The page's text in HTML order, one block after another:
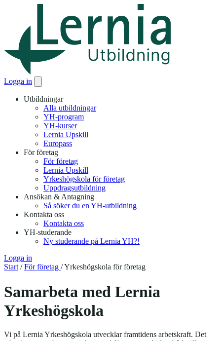
Logga in
Utbildningar
Alla utbildningar
YH-program
YH-kurser
Lernia Upskill
Europass
För företag
För företag
Lernia Upskill
Yrkeshögskola för företag
Uppdragsutbildning
Ansökan & Antagning
Så söker du en YH-utbildning
Kontakta oss
Kontakta oss
YH-studerande
Ny studerande på Lernia YH?!
Logga in
Start /För företag /Yrkeshögskola för företag
Samarbeta med Lernia
Yrkeshögskola
Vi på Lernia Yrkeshögskola utvecklar framtidens arbetskraft. Det